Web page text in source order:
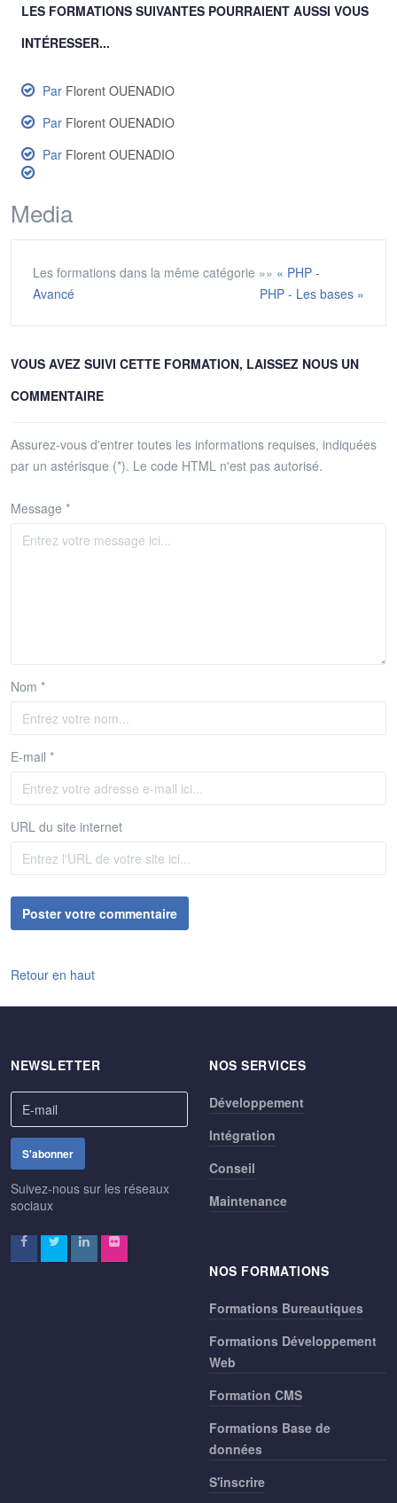
LES FORMATIONS SUIVANTES POURRAIENT AUSSI VOUS
INTÉRESSER...
Par Florent OUENADIO
Par Florent OUENADIO
Par Florent OUENADIO
Media
Les formations dans la même catégorie »» « PHP -
Avancé
PHP - Les bases »
VOUS AVEZ SUIVI CETTE FORMATION, LAISSEZ NOUS UN
COMMENTAIRE
Assurez-vous d'entrer toutes les informations requises, indiquées
par un astérisque (*). Le code HTML n'est pas autorisé.
Message *
Nom *
E-mail *
URL du site internet
Retour en haut
NEWSLETTER
Suivez-nous sur les réseaux
sociaux
NOS SERVICES
Développement
Intégration
Conseil
Maintenance
NOS FORMATIONS
Formations Bureautiques
Formations Développement
Web
Formation CMS
Formations Base de
données
S'inscrire